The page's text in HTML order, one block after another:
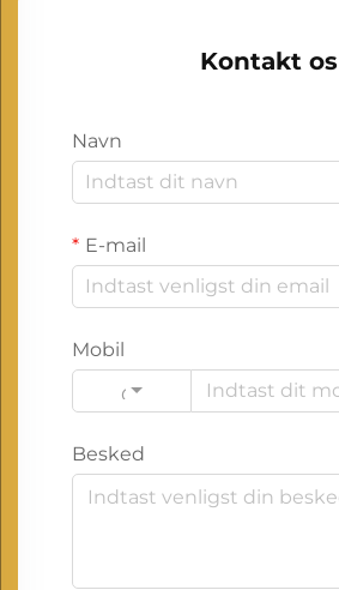
Kontakt os
Navn
E-mail
Mobil
Code
Besked